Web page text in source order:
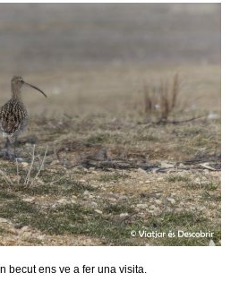
becut ens ve a fer una visita.